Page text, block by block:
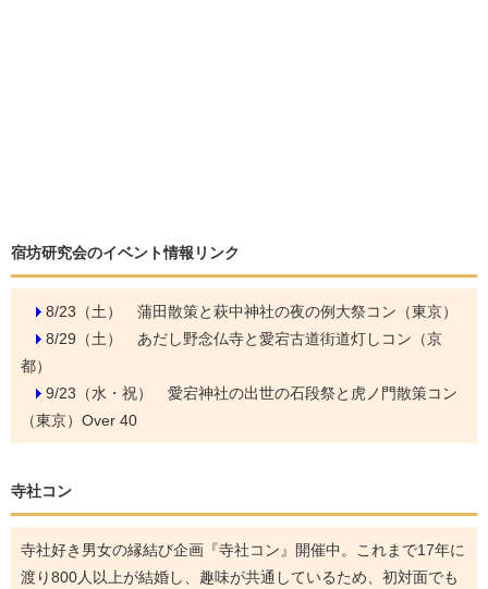
宿坊研究会のイベント情報リンク
8/23（土） 蒲田散策と萩中神社の夜の例大祭コン（東京）
8/29（土） あだし野念仏寺と愛宕古道街道灯しコン（京
都）
9/23（水・祝） 愛宕神社の出世の石段祭と虎ノ門散策コン
（東京）Over 40
寺社コン
寺社好き男女の縁結び企画『寺社コン』開催中。これまで17年に
渡り800人以上が結婚し、趣味が共通しているため、初対面でも